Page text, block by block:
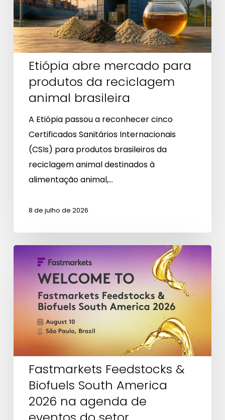
da
reciclagem
animal
brasileira
Etiópia abre mercado para
produtos da reciclagem
animal brasileira
A Etiópia passou a reconhecer cinco
Certificados Sanitários Internacionais
(CSIs) para produtos brasileiros da
reciclagem animal destinados à
alimentação animal,…
8 de julho de 2026
Feedstocks
Biofuels
South
America
2026
na
agenda
eventos
Fastmarkets Feedstocks &
Biofuels South America
2026 na agenda de